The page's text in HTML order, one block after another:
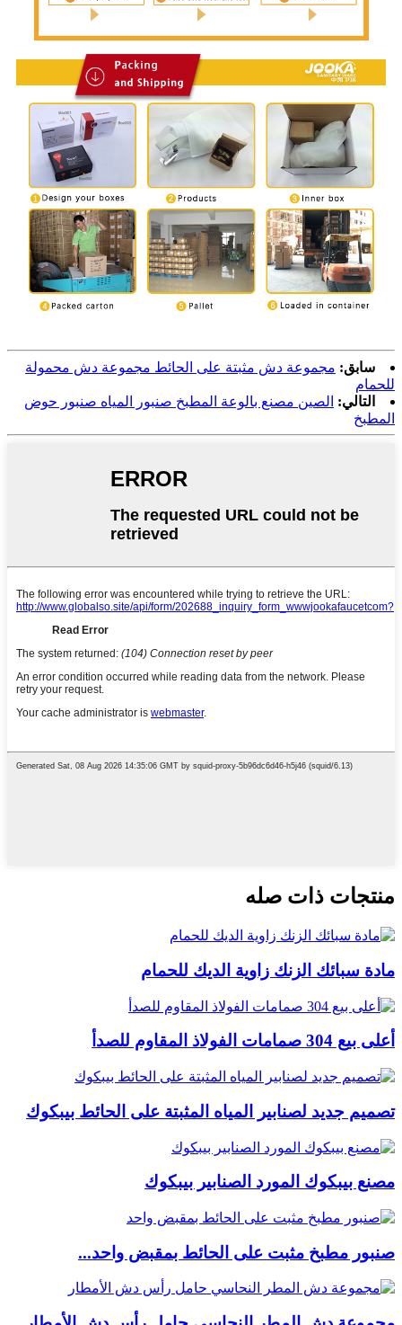
سابق: مجموعة دش مثبتة على الحائط مجموعة دش محمولة
للحمام
التالي: الصين مصنع بالوعة المطبخ صنبور المياه صنبور حوض
المطبخ
منتجات ذات صله
مادة سبائك الزنك زاوية الديك للحمام
أعلى بيع 304 صمامات الفولاذ المقاوم للصدأ
تصميم جديد لصنابير المياه المثبتة على الحائط بيبكوك
مصنع بيبكوك المورد الصنابير بيبكوك
صنبور مطبخ مثبت على الحائط بمقبض واحد...